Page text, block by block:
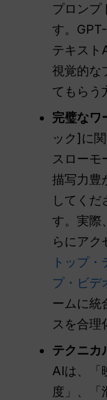
プロンプ
す。
テキスト
視覚的な
てもらう
完璧なワ
ック]に
スローモ
描写力豊
してくだ
す。実際
らにアク
トップ
プ・ビデ
ームに統
スを合理
テクニカ
AIは、「
度」、「